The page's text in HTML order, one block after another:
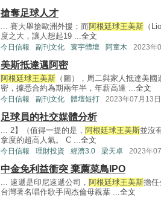
搶奪足球人才
... 賽大舉搶歐洲外援；而阿根廷球王美斯 （
度之大，讓人想起19 ...全文
今日信報 副刊文化 寰宇體壇 阿童木 2023年
美斯抵達邁阿密
阿根廷球王美斯 （圖），周二與家人抵達美
密，據悉合約為期兩年半，年薪高達 ...全文
今日信報 副刊文化 體壇短打 2023年07月13日
足球員的社交媒體分析
... 2】（值得一提的是， 阿根廷球王美斯並沒
拿度的超高人氣。 C ...全文
今日信報 理財投資 經濟3.0 梁天卓 2023年
中金免利益衝突 棄薦菜鳥IPO
... 速遞是印尼速遞公司， 阿根廷球王美斯擔任
台灣著名唱作歌手周杰倫母親葉 ...全文